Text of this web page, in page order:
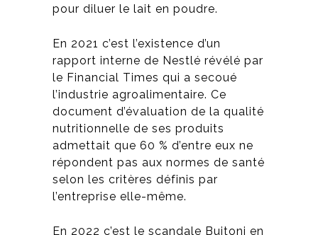
pour diluer le lait en poudre​​.
En 2021 c’est l’existence d’un
rapport interne de Nestlé révélé par
le Financial Times qui a secoué
l’industrie agroalimentaire. Ce
document d’évaluation de la qualité
nutritionnelle de ses produits
admettait que 60 % d’entre eux ne
répondent pas aux normes de santé
selon les critères définis par
l’entreprise elle-même.
En 2022 c’est le scandale Buitoni en